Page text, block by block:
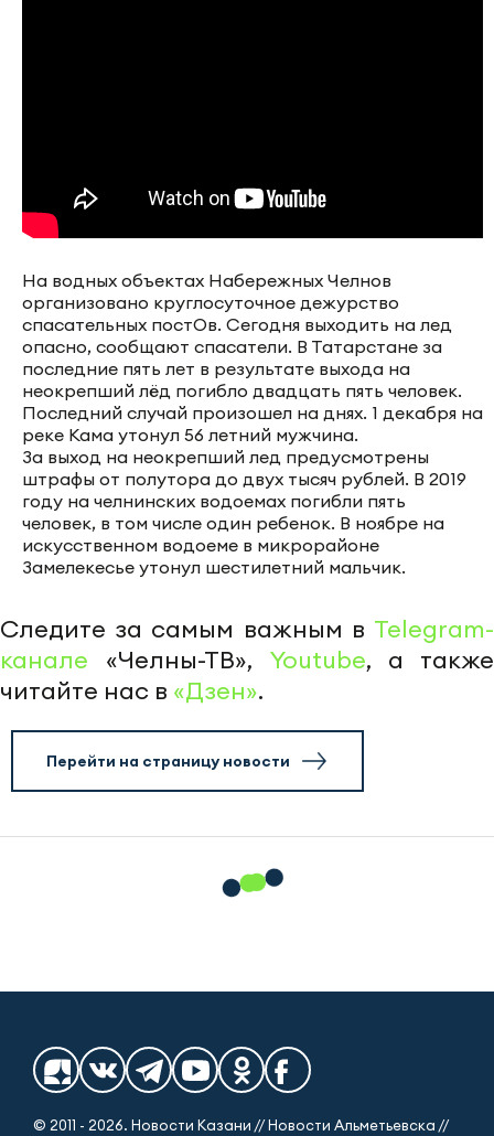
На водных объектах Набережных Челнов
организовано круглосуточное дежурство
спасательных постОв. Сегодня выходить на лед
опасно, сообщают спасатели. В Татарстане за
последние пять лет в результате выхода на
неокрепший лёд погибло двадцать пять человек.
Последний случай произошел на днях. 1 декабря на
реке Кама утонул 56 летний мужчина.
За выход на неокрепший лед предусмотрены
штрафы от полутора до двух тысяч рублей. В 2019
году на челнинских водоемах погибли пять
человек, в том числе один ребенок. В ноябре на
искусственном водоеме в микрорайоне
Замелекесье утонул шестилетний мальчик.
Следите за самым важным в Telegram-
канале «Челны-ТВ», Youtube, а также
читайте нас в «Дзен».
Перейти на страницу новости
© 2011 - 2026. Новости Казани // Новости Альметьевска //